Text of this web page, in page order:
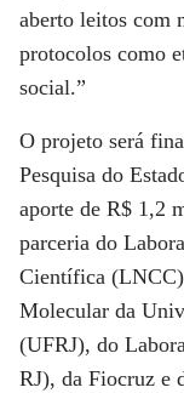
aberto leitos com
protocolos como
social.”
O projeto será
Pesquisa do
aporte de R$ 1,2
parceria do
Científica
Molecular da
(UFRJ), do
RJ), da Fiocruz e